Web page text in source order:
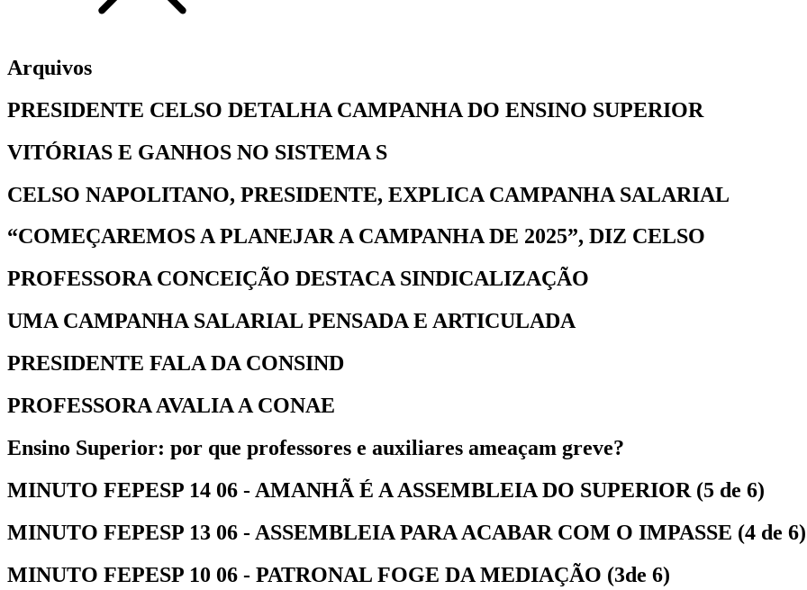
Arquivos
PRESIDENTE CELSO DETALHA CAMPANHA DO ENSINO SUPERIOR
VITÓRIAS E GANHOS NO SISTEMA S
CELSO NAPOLITANO, PRESIDENTE, EXPLICA CAMPANHA SALARIAL
“COMEÇAREMOS A PLANEJAR A CAMPANHA DE 2025”, DIZ CELSO
PROFESSORA CONCEIÇÃO DESTACA SINDICALIZAÇÃO
UMA CAMPANHA SALARIAL PENSADA E ARTICULADA
PRESIDENTE FALA DA CONSIND
PROFESSORA AVALIA A CONAE
Ensino Superior: por que professores e auxiliares ameaçam greve?
MINUTO FEPESP 14 06 - AMANHÃ É A ASSEMBLEIA DO SUPERIOR (5 de 6)
MINUTO FEPESP 13 06 - ASSEMBLEIA PARA ACABAR COM O IMPASSE (4 de 6)
MINUTO FEPESP 10 06 - PATRONAL FOGE DA MEDIAÇÃO (3de 6)